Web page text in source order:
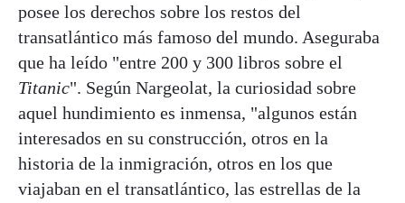
posee los derechos sobre los restos del
transatlántico más famoso del mundo. Aseguraba
que ha leído "entre 200 y 300 libros sobre el
Titanic". Según Nargeolat, la curiosidad sobre
aquel hundimiento es inmensa, "algunos están
interesados en su construcción, otros en la
historia de la inmigración, otros en los que
viajaban en el transatlántico, las estrellas de la